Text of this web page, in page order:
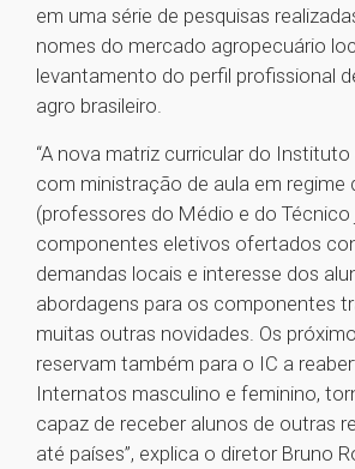
em uma série de pesquisas
nomes do mercado agropecuário
levantamento do perfil profissional
agro brasileiro.
“A nova matriz curricular do
com ministração de aula em regime
(professores do Médio e do Técnico
componentes eletivos ofertados
demandas locais e interesse dos
abordagens para os componentes
muitas outras novidades. Os
reservam também para o IC a
Internatos masculino e feminino,
capaz de receber alunos de outras
até países”, explica o diretor Bruno